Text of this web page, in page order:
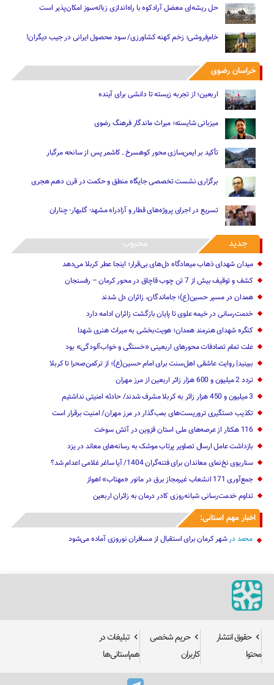
حل ریشه‌ای معضل آرادکوه با راه‌اندازی زباله‌سوز امکان‌پذیر است
خام‌فروشی؛ زخم کهنه کشاورزی/ سود محصول ایرانی در جیب دیگران!
خراسان رضوی
اربعین؛ از تجربه زیسته تا دانشی برای آینده
میزبانی شایسته؛ میراث ماندگار فرهنگ رضوی
تأکید بر ایمن‌سازی محور کوهسرخ ـ کاشمر پس از سانحه مرگبار
برگزاری نشست تخصصی جایگاه منطق و حکمت در قرن دهم هجری
تسریع در اجرای پروژه‌های قطار و آزادراه مشهد- گلبهار- چناران
جدید محبوب
میدان شهدای ذهاب میعادگاه دل‌های بی‌قرار؛ اینجا عطر کربلا می‌دهد
کشف و توقیف بیش از 7 تن چوب قاچاق در محور کرمان – رفسنجان
همدان در مسیر حسین(ع)؛ جاماندگان، زائران دل شدند
خدمت‌رسانی در خیمه علوی تا پایان بازگشت زائران ادامه دارد
کنگره شهدای هنرمند همدان؛ هویت‌بخشی به میراث هنری شهدا
علت تمام‌ تصادفات محورهای اربعینی‌ «خستگی و خواب‌آلودگی» ‌بود
ببینید| روایت عاشقی اهل‌سنت برای امام حسین(ع)؛ از ترکمن‌صحرا تا کربلا
تردد 2 میلیون و 600 هزار زائر اربعین از مرز مهران‌‌
3 میلیون و 450 هزار ‌زائر به کربلا مشرف شد‌ند/‌ حادثه امنیتی نداشتیم
تکذیب دستگیری تروریست‌های بمب‌گذار در مرز مهران/ امنیت برقرار است
116 هکتار از عرصه‌های ملی استان قزوین در آتش سوخت
بازداشت عامل ارسال تصاویر پرتاب موشک به رسانه‌های معاند در یزد
سناریوی نخ‌نمای معاندان برای ‌فتنه‌گران 1404/ آیا ساغر غلامی اعدام شد؟
جمع‌آوری 171 انشعاب غیرمجاز برق در مانور «مهتاب» اهواز
تداوم خدمت‌رسانی شبانه‌روزی کادر درمان به زائران اربعین
اخبار مهم استانی:
محمد درشهر کرمان برای استقبال از مسافران نوروزی آماده می‌شود
حقوق انتشار
محتوا
حریم شخصی
کاربران
تبلیغات در
هم‌استانی‌ها